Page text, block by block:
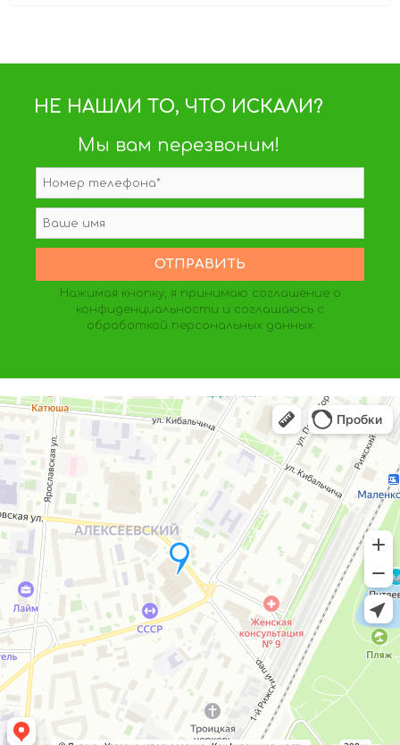
НЕ НАШЛИ ТО, ЧТО ИСКАЛИ?
Мы вам перезвоним!
Нажимая кнопку, я принимаю соглашение о
конфиденциальности и соглашаюсь с
обработкой персональных данных